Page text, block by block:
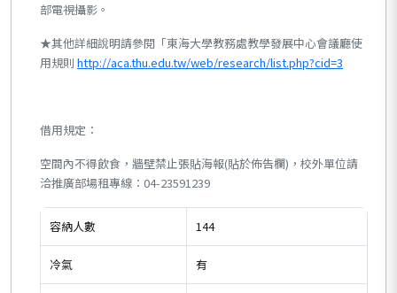
部電視攝影。
★其他詳細說明請參閱「東海大學教務處教學發展中心會議廳使
用規則 http://aca.thu.edu.tw/web/research/list.php?cid=3
借用規定：
空間內不得飲食，牆壁禁止張貼海報(貼於佈告欄)，校外單位請
洽推廣部場租專線：04-23591239
容納人數 144
冷氣 有